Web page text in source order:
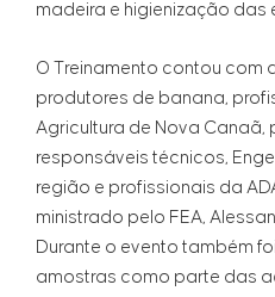
madeira e higienização
O Treinamento contou com
produtores de banana,
Agricultura de Nova Canaã,
responsáveis técnicos,
região e profissionais da
ministrado pelo FEA,
Durante o evento também
amostras como parte das